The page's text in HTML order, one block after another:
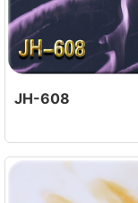
JH-608